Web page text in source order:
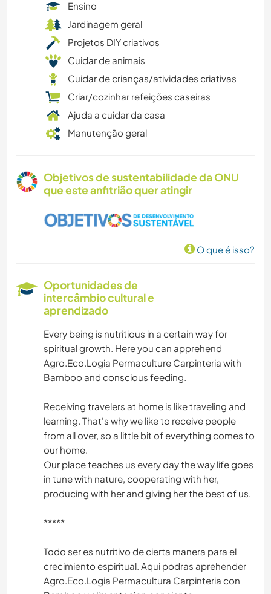
Ensino
Jardinagem geral
Projetos DIY criativos
Cuidar de animais
Cuidar de crianças/atividades criativas
Criar/cozinhar refeições caseiras
Ajuda a cuidar da casa
Manutenção geral
Objetivos de sustentabilidade da ONU
que este anfitrião quer atingir
O que é isso?
Oportunidades de
intercâmbio cultural e
aprendizado
Every being is nutritious in a certain way for
spiritual growth. Here you can apprehend
Agro.Eco.Logia Permaculture Carpinteria with
Bamboo and conscious feeding.
Receiving travelers at home is like traveling and
learning. That's why we like to receive people
from all over, so a little bit of everything comes to
our home.
Our place teaches us every day the way life goes
in tune with nature, cooperating with her,
producing with her and giving her the best of us.
*****
Todo ser es nutritivo de cierta manera para el
crecimiento espiritual. Aqui podras aprehender
Agro.Eco.Logia Permacultura Carpinteria con